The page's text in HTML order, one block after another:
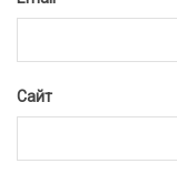
Сайт